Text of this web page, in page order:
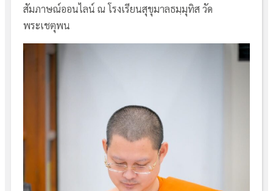
สัมภาษณ์ออนไลน์ ณ โรงเรียนสุขุมาลธมฺมุทิส วัด
พระเชตุพน